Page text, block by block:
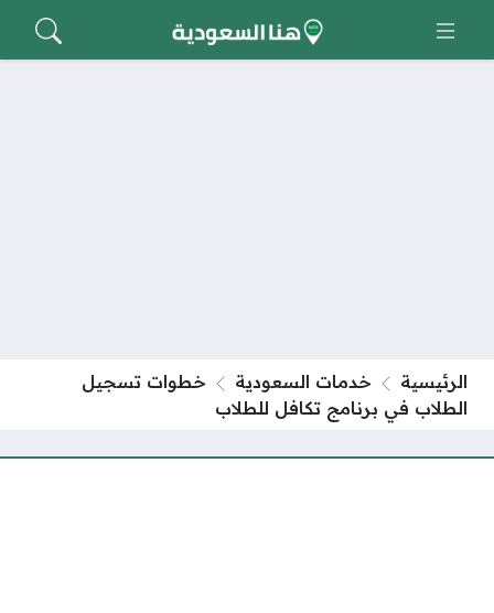
الرئيسية خدمات السعودية
خطوات تسجيل
الطلاب في برنامج تكافل للطلاب